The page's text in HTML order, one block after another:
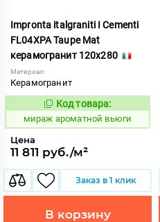
Impronta italgraniti I Cementi
FL04XPA Taupe Mat
керамогранит 120x280
Материал:
Керамогранит
984639
Код товара:
мираж ароматной вьюги
Цена
11 811 руб./м²
Заказ в 1 клик
В корзину